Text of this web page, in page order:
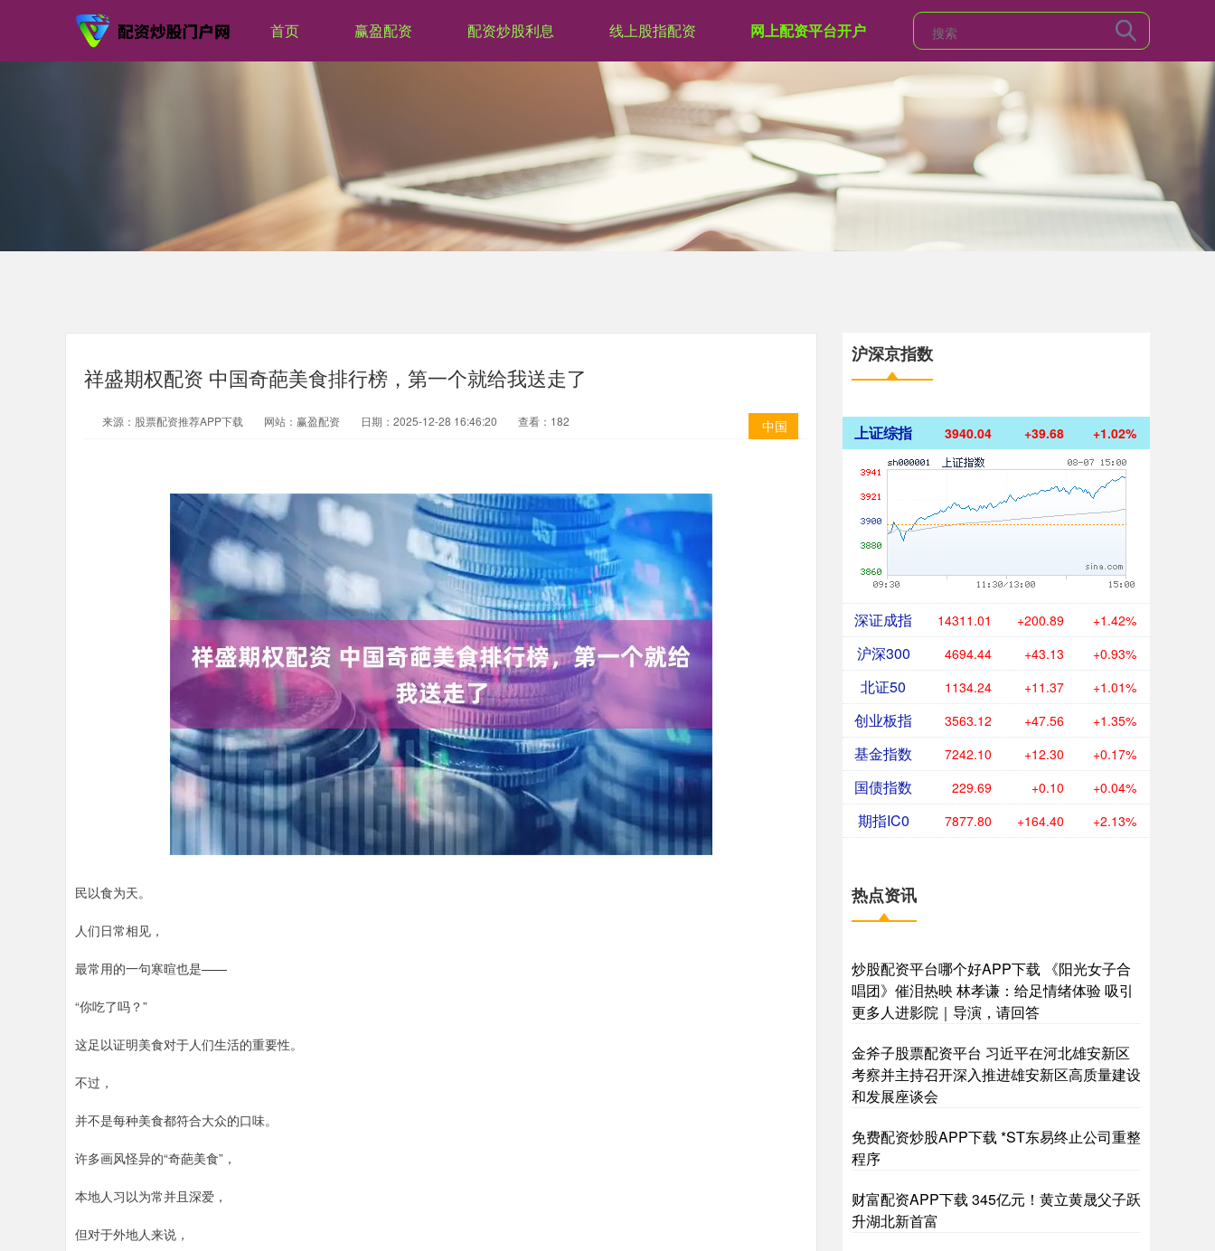
首页 赢盈配资 配资炒股利息 线上股指配资 网上配资平台开户
祥盛期权配资 中国奇葩美食排行榜，第一个就给我送走了
中国
来源：股票配资推荐APP下载 网站：赢盈配资 日期：2025-12-28 16:46:20 查看：182
民以食为天。
人们日常相见，
最常用的一句寒暄也是——
“你吃了吗？”
这足以证明美食对于人们生活的重要性。
不过，
并不是每种美食都符合大众的口味。
许多画风怪异的“奇葩美食”，
本地人习以为常并且深爱，
但对于外地人来说，
沪深京指数
上证综指 3940.04 +39.68 +1.02%
深证成指 14311.01 +200.89 +1.42%
沪深300 4694.44 +43.13 +0.93%
北证50 1134.24 +11.37 +1.01%
创业板指 3563.12 +47.56 +1.35%
基金指数 7242.10 +12.30 +0.17%
国债指数 229.69 +0.10 +0.04%
期指IC0 7877.80 +164.40 +2.13%
热点资讯
炒股配资平台哪个好APP下载 《阳光女子合
唱团》催泪热映 林孝谦：给足情绪体验 吸引
更多人进影院｜导演，请回答
金斧子股票配资平台 习近平在河北雄安新区
考察并主持召开深入推进雄安新区高质量建设
和发展座谈会
免费配资炒股APP下载 *ST东易终止公司重整
程序
财富配资APP下载 345亿元！黄立黄晟父子跃
升湖北新首富